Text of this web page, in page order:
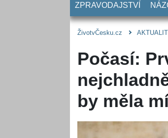
ZPRAVODAJSTVÍ
ŽivotvČesku.cz
Počasí:
by měla